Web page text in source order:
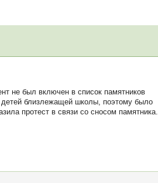
не был включен в список памятников
детей близлежащей школы, поэтому было
протест в связи со сносом памятника.